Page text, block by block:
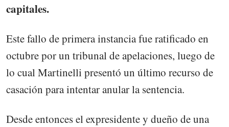
capitales.
Este fallo de primera instancia fue ratificado en
octubre por un tribunal de apelaciones, luego de
lo cual Martinelli presentó un último recurso de
casación para intentar anular la sentencia.
Desde entonces el expresidente y dueño de una